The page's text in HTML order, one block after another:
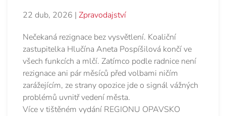
22 dub, 2026 | Zpravodajství
Nečekaná rezignace bez vysvětlení. Koaliční
zastupitelka Hlučína Aneta Pospíšilová končí ve
všech funkcích a mlčí. Zatímco podle radnice není
rezignace ani pár měsíců před volbami ničím
zarážejícím, ze strany opozice jde o signál vážných
problémů uvnitř vedení města.
Více v tištěném vydání REGIONU OPAVSKO